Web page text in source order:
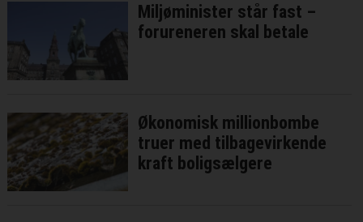
Miljøminister står fast –
forureneren skal betale
Økonomisk millionbombe
truer med tilbagevirkende
kraft boligsælgere